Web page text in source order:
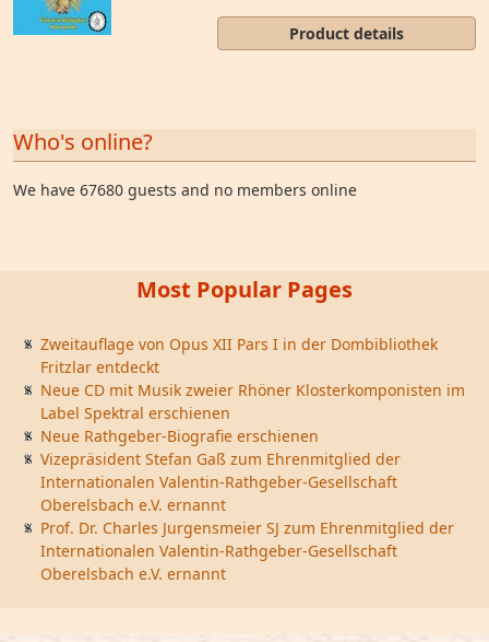
Product details
Who's online?
We have 67680 guests and no members online
Most Popular Pages
Zweitauflage von Opus XII Pars I in der Dombibliothek
Fritzlar entdeckt
Neue CD mit Musik zweier Rhöner Klosterkomponisten im
Label Spektral erschienen
Neue Rathgeber-Biografie erschienen
Vizepräsident Stefan Gaß zum Ehrenmitglied der
Internationalen Valentin-Rathgeber-Gesellschaft
Oberelsbach e.V. ernannt
Prof. Dr. Charles Jurgensmeier SJ zum Ehrenmitglied der
Internationalen Valentin-Rathgeber-Gesellschaft
Oberelsbach e.V. ernannt